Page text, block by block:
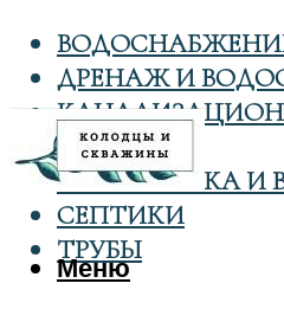
ДРЕНАЖ И
КОЛОДЦЫ
САНТЕХНИКА И
СЕПТИКИ
ТРУБЫ
Меню